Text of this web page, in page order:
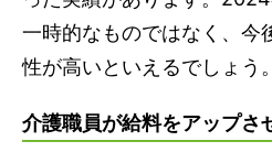
一時的なものではなく、今
性が高いといえるでしょう。
介護職員が給料をアップさ